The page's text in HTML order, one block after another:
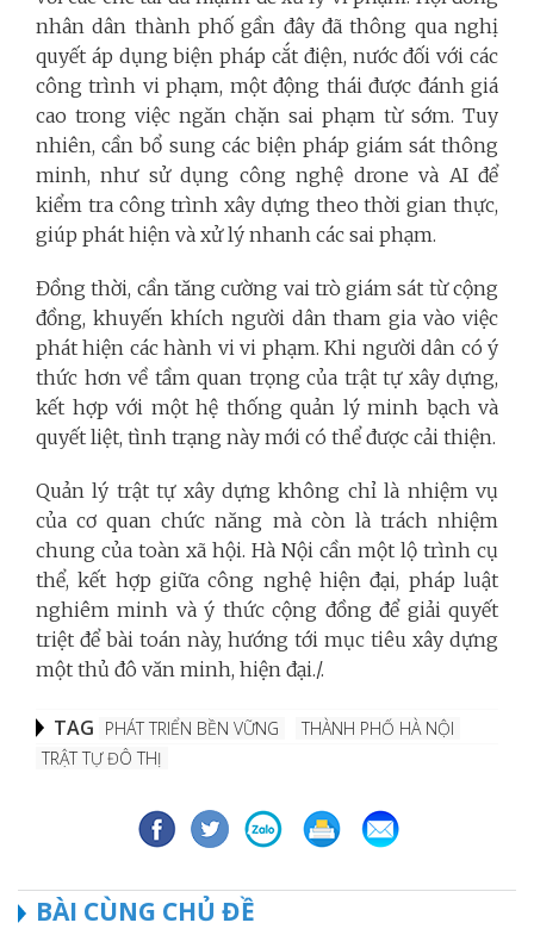
nhân dân thành phố gần đây đã thông qua nghị
quyết áp dụng biện pháp cắt điện, nước đối với các
công trình vi phạm, một động thái được đánh giá
cao trong việc ngăn chặn sai phạm từ sớm. Tuy
nhiên, cần bổ sung các biện pháp giám sát thông
minh, như sử dụng công nghệ drone và AI để
kiểm tra công trình xây dựng theo thời gian thực,
giúp phát hiện và xử lý nhanh các sai phạm.
Đồng thời, cần tăng cường vai trò giám sát từ cộng
đồng, khuyến khích người dân tham gia vào việc
phát hiện các hành vi vi phạm. Khi người dân có ý
thức hơn về tầm quan trọng của trật tự xây dựng,
kết hợp với một hệ thống quản lý minh bạch và
quyết liệt, tình trạng này mới có thể được cải thiện.
Quản lý trật tự xây dựng không chỉ là nhiệm vụ
của cơ quan chức năng mà còn là trách nhiệm
chung của toàn xã hội. Hà Nội cần một lộ trình cụ
thể, kết hợp giữa công nghệ hiện đại, pháp luật
nghiêm minh và ý thức cộng đồng để giải quyết
triệt để bài toán này, hướng tới mục tiêu xây dựng
một thủ đô văn minh, hiện đại./.
TAG PHÁT TRIỂN BỀN VỮNG
THÀNH PHỐ HÀ NỘI
TRẬT TỰ ĐÔ THỊ
BÀI CÙNG CHỦ ĐỀ